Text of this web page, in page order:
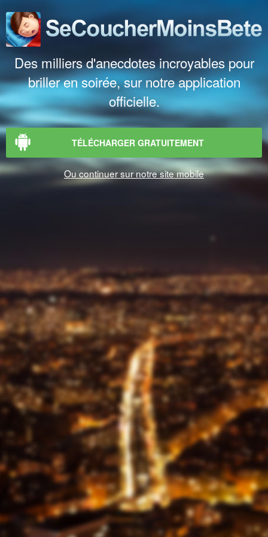
Des milliers d'anecdotes incroyables pour
briller en soirée, sur notre application
officielle.
TÉLÉCHARGER GRATUITEMENT
Ou continuer sur notre site mobile